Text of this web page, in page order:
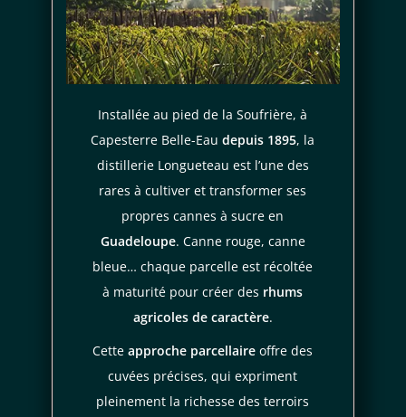
COMMENT BOIRE LE PUNCH LONGUETEAU
MARACUDJA
Nos conseils pour servir ce punch
Pour sublimer les arômes exotiques de ce punch Longueteau,
bien fraisavec ou sans glaçon lors de vos
Présentez-le dans des verres ciselés pour mettre en valeur sa
belle teinte dorée et créer une ambiance raffinée.
Avec quoi le déguster ?
COMMENT LE CONSERVER APRÈS
OUVERTURE ?
Installée au pied de la Soufrière, à
Capesterre Belle-Eaudepuis 1895, la
distillerie Longueteau est l’une des
rares à cultiver et transformer ses
propres cannes à sucre en
Guadeloupe. Canne rouge, canne
bleue… chaque parcelle est récoltée
à maturité pour créer des rhums
agricoles de caractère.
Cetteapproche parcellaire offre des
cuvées précises, qui expriment
pleinement la richesse des terroirs
Je consens aussi à recevoir les offres
promotionnelles. Consultez notre politique de
conditions d'utilisation